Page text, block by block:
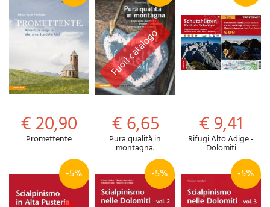
€ 20,90
Promettente
€ 6,65
Pura qualità in
montagna.
€ 9,41
Rifugi Alto Adige -
Dolomiti
-5% -5% -5%